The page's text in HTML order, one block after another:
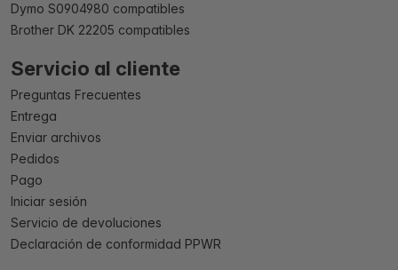
Dymo S0904980 compatibles
Brother DK 22205 compatibles
Servicio al cliente
Preguntas Frecuentes
Entrega
Enviar archivos
Pedidos
Pago
Iniciar sesión
Servicio de devoluciones
Declaración de conformidad PPWR